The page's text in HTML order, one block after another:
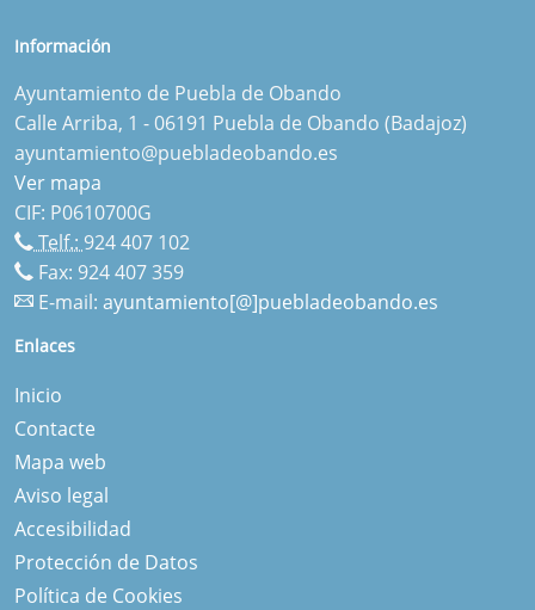
Información
Ayuntamiento de Puebla de Obando
Calle Arriba, 1 - 06191 Puebla de Obando (Badajoz)
ayuntamiento@puebladeobando.es
Ver mapa
CIF: P0610700G
Telf.:924 407 102
Fax: 924 407 359
E-mail: ayuntamiento[@]puebladeobando.es
Enlaces
Inicio
Contacte
Mapa web
Aviso legal
Accesibilidad
Protección de Datos
Política de Cookies